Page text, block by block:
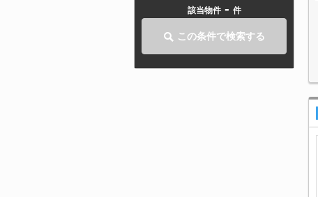
該当物件 - 件
この条件で検索する